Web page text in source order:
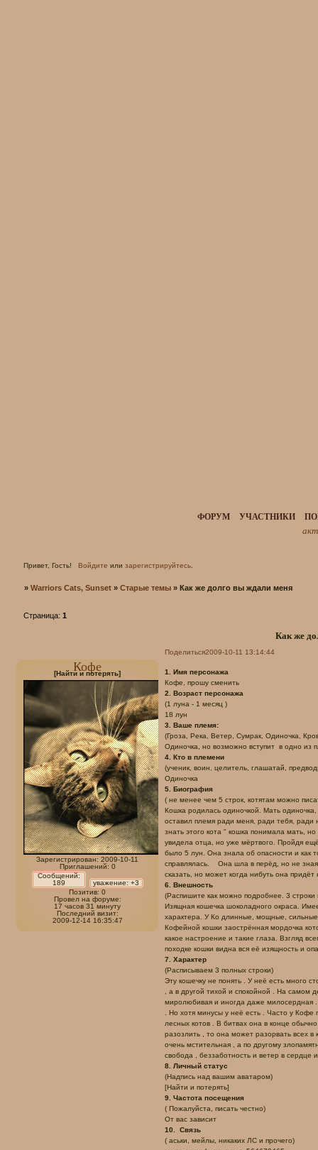
ФОРУМ УЧАСТНИКИ
Привет, Гость! Войдите или зарегистрируйтесь.
»Warriors Cats, Sunset »Старые темы »Как же долго вы ждали меня
Как же
Страница:1
Поделиться2009-10-11 13:14:44
Кофе
[Найти и потерять]
Зарегистрирован: 2009-10-11
Приглашений: 0
Сообщений:
189
уважение: +3
Позитив: 0
Провел на форуме:
17 часов 31 минуту
Последний визит:
2009-12-14 16:35:47
1. Имя персонажа
Кофе, прошу сменить
2. Возраст персонажа
(1 луна - 1 месяц )
18 лун
3. Ваше племя:
(Гроза, Река, Ветер, Сумрак, Одиночка,
Одиночка, но возможно вступит в одно из
4. Кто в племени
(ученик, воин, целитель, глашатай,
Одиночка
5. Биография
( не менее чем 5 строк, котятам можно
Кошка родилась одиночкой. Мать
оставил племя ради меня, ради тебя, ради
знать этого кота " кошка понимала мать,
увидела отца, но уже мёртвого. Пройдя
было 5 лун. Она знала об опасности и как
справлялась. Она шла в перёд, но не зная
сказать, но может когда нибуть она
6. Внешность
(Распишите как можно подробнее. 3
Изящная кошечка шоколадного окраса.
характера. У Ко длинные, мощные,
Кофейной кошки заострённая мордочка
какое настроение и такие глаза. Взгляд
походке кошки видна вся её изящность и
7. Характер
(Расписываем 3 полных строки)
Эту кошечку не понять . У неё есть много
, а в другой тихой и спокойной . На самом
миролюбивая и иногда даже милосердная
. Но хотя минусы у неё есть . Часто у
лесных котов . В битвах она в конце
разозлить , то она может разорвать всех
очень мстительная , а по другому
свобода , беззаботность и ветер в сердце
8. Личный статус
(Надпись над вашим аватаром)
[Найти и потерять]
9. Частота посещения
( Пожалуйста, писать честно)
От вас зависит
10. Связь
( аськи, мейлы, никаких ЛС и прочего)